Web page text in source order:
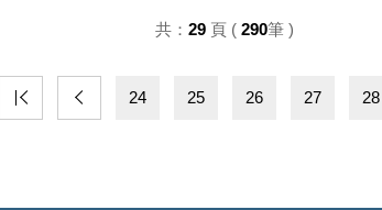
24 25 26 27 28
共： 29 頁 ( 290筆 )